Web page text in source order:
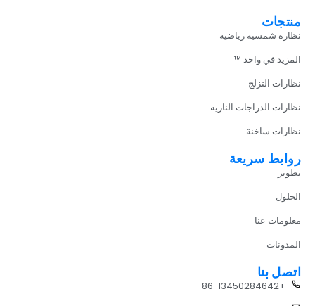
منتجات
نظارة شمسية رياضية
المزيد في واحد ™
نظارات التزلج
نظارات الدراجات النارية
نظارات ساخنة
روابط سريعة
تطوير
الحلول
معلومات عنا
المدونات
اتصل بنا
+86-13450284642